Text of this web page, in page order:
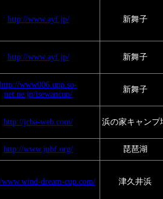
http://www.ayf.jp/ 新舞子
http://www.ayf.jp/ 新舞子
http://www006.upp.so-
net.ne.jp/isewancup/
新舞子
http://jcba-web.com/ 浜の家キャンプ
http://www.jubf.org/ 琵琶湖
dream-cup.com/ 津久井浜